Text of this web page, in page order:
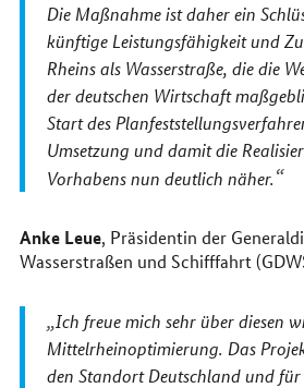
Die Maßnahme ist daher ein
künftige Leistungsfähigkeit und
Rheins als Wasserstraße, die die
der deutschen Wirtschaft
Start des
Umsetzung und damit die
Vorhabens nun deutlich näher.
Anke Leue, Präsidentin der
Wasserstraßen und Schifffahrt
Ich freue mich sehr über diesen
Mittelrheinoptimierung. Das
den Standort Deutschland und